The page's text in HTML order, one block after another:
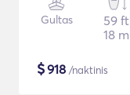
Gultas
59 ft
18 m
$918 /naktinis